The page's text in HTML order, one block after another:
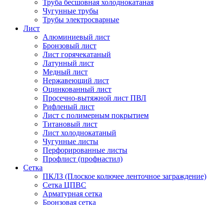
Труба бесшовная холоднокатаная
Чугунные трубы
Трубы электросварные
Лист
Алюминиевый лист
Бронзовый лист
Лист горячекатаный
Латунный лист
Медный лист
Нержавеющий лист
Оцинкованный лист
Просечно-вытяжной лист ПВЛ
Рифленый лист
Лист с полимерным покрытием
Титановый лист
Лист холоднокатаный
Чугунные листы
Перфорированные листы
Профлист (профнастил)
Сетка
ПКЛЗ (Плоское колючее ленточное заграждение)
Сетка ЦПВС
Арматурная сетка
Бронзовая сетка